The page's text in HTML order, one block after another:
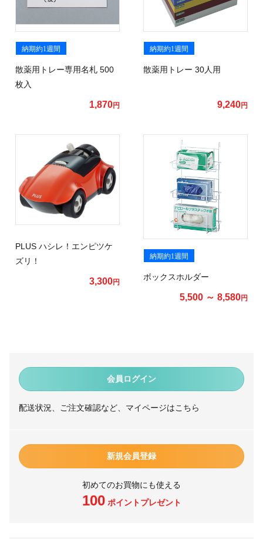
会員ログイン
配送状況、ご注文確認など、マイページはこちら
新規会員登録
初めてのお買物にも使える
100ポイントプレゼント
納期約1週間
散薬用トレー専用名札 500
枚入
1,870円
納期約1週間
散薬用トレー 30人用
9,240円
PLUS ハシレ！エンピツケ
ズリ！
3,300円
納期約1週間
ボックスホルダー
5,500 ～ 8,580円